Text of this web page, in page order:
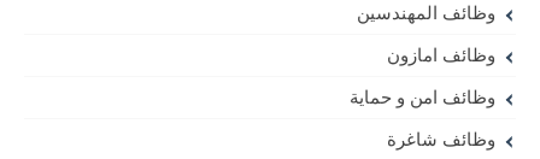
وظائف المهندسين
وظائف امازون
وظائف امن و حماية
وظائف شاغرة